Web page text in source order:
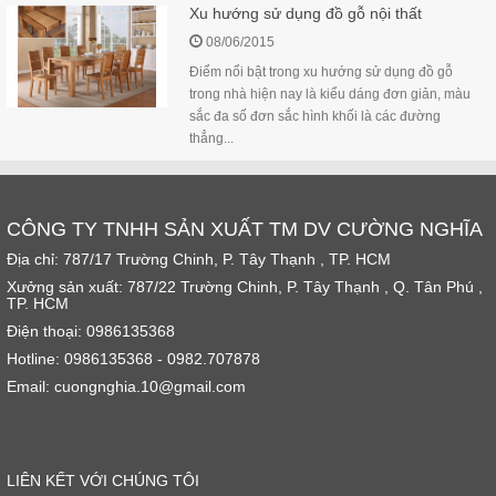
Xu hướng sử dụng đồ gỗ nội thất
08/06/2015
Điểm nổi bật trong xu hướng sử dụng đồ gỗ
trong nhà hiện nay là kiểu dáng đơn giản, màu
sắc đa số đơn sắc hình khối là các đường
thẳng...
CÔNG TY TNHH SẢN XUẤT TM DV CƯỜNG NGHĨA
Địa chỉ: 787/17 Trường Chinh, P. Tây Thạnh , TP. HCM
Xưởng sản xuất: 787/22 Trường Chinh, P. Tây Thạnh , Q. Tân Phú ,
TP. HCM
Điện thoại: 0986135368
Hotline: 0986135368 - 0982.707878
Email: cuongnghia.10@gmail.com
LIÊN KẾT VỚI CHÚNG TÔI